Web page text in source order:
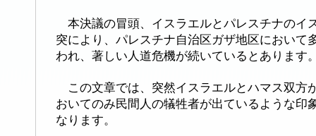
本決議の冒頭、イスラエルとパレスチナのイ
突により、パレスチナ自治区ガザ地区において
われ、著しい人道危機が続いているとあります
この文章では、突然イスラエルとハマス双方
おいてのみ民間人の犠牲者が出ているような印
なります。